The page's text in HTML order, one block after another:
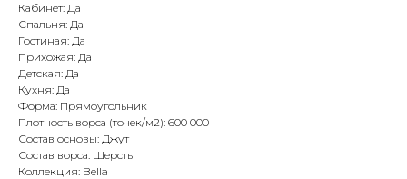
Кабинет: Да
Спальня: Да
Гостиная: Да
Прихожая: Да
Детская: Да
Кухня: Да
Форма: Прямоугольник
Плотность ворса (точек/м2): 600 000
Состав основы: Джут
Состав ворса: Шерсть
Коллекция: Bella